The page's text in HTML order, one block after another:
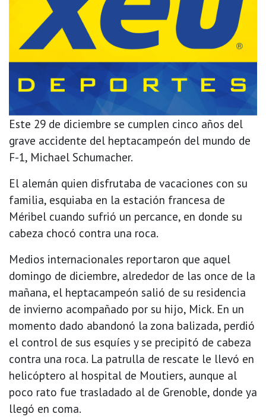
Este 29 de diciembre se cumplen cinco años del
grave accidente del heptacampeón del mundo de
F-1, Michael Schumacher.
El alemán quien disfrutaba de vacaciones con su
familia, esquiaba en la estación francesa de
Méribel cuando sufrió un percance, en donde su
cabeza chocó contra una roca.
Medios internacionales reportaron que aquel
domingo de diciembre, alrededor de las once de la
mañana, el heptacampeón salió de su residencia
de invierno acompañado por su hijo, Mick. En un
momento dado abandonó la zona balizada, perdió
el control de sus esquíes y se precipitó de cabeza
contra una roca. La patrulla de rescate le llevó en
helicóptero al hospital de Moutiers, aunque al
poco rato fue trasladado al de Grenoble, donde ya
llegó en coma.